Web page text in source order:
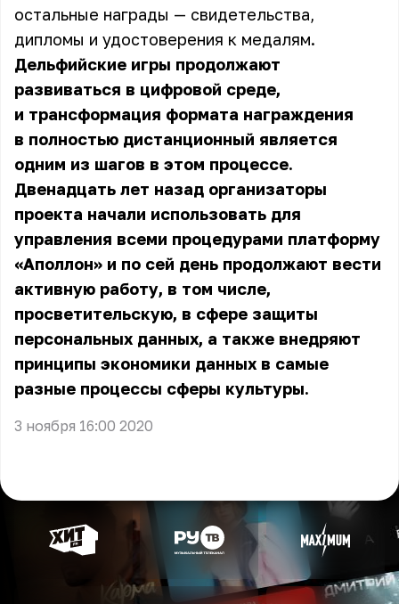
остальные награды — свидетельства,
дипломы и удостоверения к медалям.
Дельфийские игры продолжают
развиваться в цифровой среде,
и трансформация формата награждения
в полностью дистанционный является
одним из шагов в этом процессе.
Двенадцать лет назад организаторы
проекта начали использовать для
управления всеми процедурами платформу
«Аполлон» и по сей день продолжают вести
активную работу, в том числе,
просветительскую, в сфере защиты
персональных данных, а также внедряют
принципы экономики данных в самые
разные процессы сферы культуры.
3 ноября 16:00 2020